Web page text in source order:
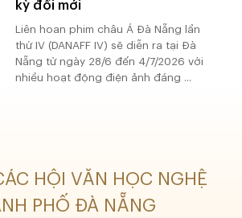
kỳ đổi mới
Liên hoan phim châu Á Đà Nẵng lần
thứ IV (DANAFF IV) sẽ diễn ra tại Đà
Nẵng từ ngày 28/6 đến 4/7/2026 với
nhiều hoạt động điện ảnh đáng ...
HỘI VĂN HỌC NGHỆ
PHỐ ĐÀ NẴNG